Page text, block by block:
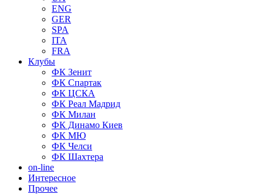
ENG
GER
SPA
ITA
FRA
Клубы
ФК Зенит
ФК Спартак
ФК ЦСКА
ФК Реал Мадрид
ФК Милан
ФК Динамо Киев
ФК МЮ
ФК Челси
ФК Шахтера
on-line
Интересное
Прочее